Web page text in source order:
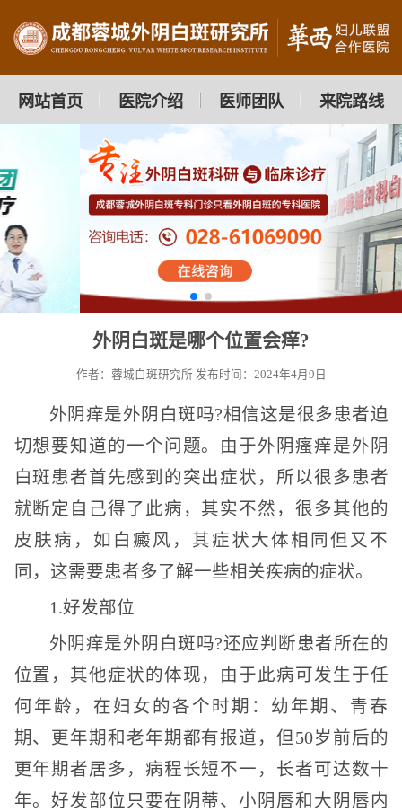
网站首页 医院介绍 医师团队 来院路线
外阴白斑是哪个位置会痒?
作者：蓉城白斑研究所 发布时间：2024年4月9日
外阴痒是外阴白斑吗?相信这是很多患者迫
切想要知道的一个问题。由于外阴瘙痒是外阴
白斑患者首先感到的突出症状，所以很多患者
就断定自己得了此病，其实不然，很多其他的
皮肤病，如白癜风，其症状大体相同但又不
同，这需要患者多了解一些相关疾病的症状。
1.好发部位
外阴痒是外阴白斑吗?还应判断患者所在的
位置，其他症状的体现，由于此病可发生于任
何年龄，在妇女的各个时期：幼年期、青春
期、更年期和老年期都有报道，但50岁前后的
更年期者居多，病程长短不一，长者可达数十
年。好发部位只要在阴蒂、小阴唇和大阴唇内